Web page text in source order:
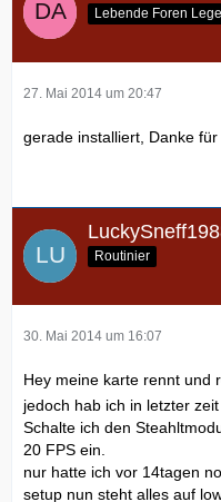
Lebende Foren
27. Mai 2014 um 20:47
gerade installiert, Danke
Routinier
30. Mai 2014 um 16:07
Hey meine karte rennt und
jedoch hab ich in letzter
Schalte ich den
20 FPS ein.
nur hatte ich vor 14tagen
setup nun steht alles auf